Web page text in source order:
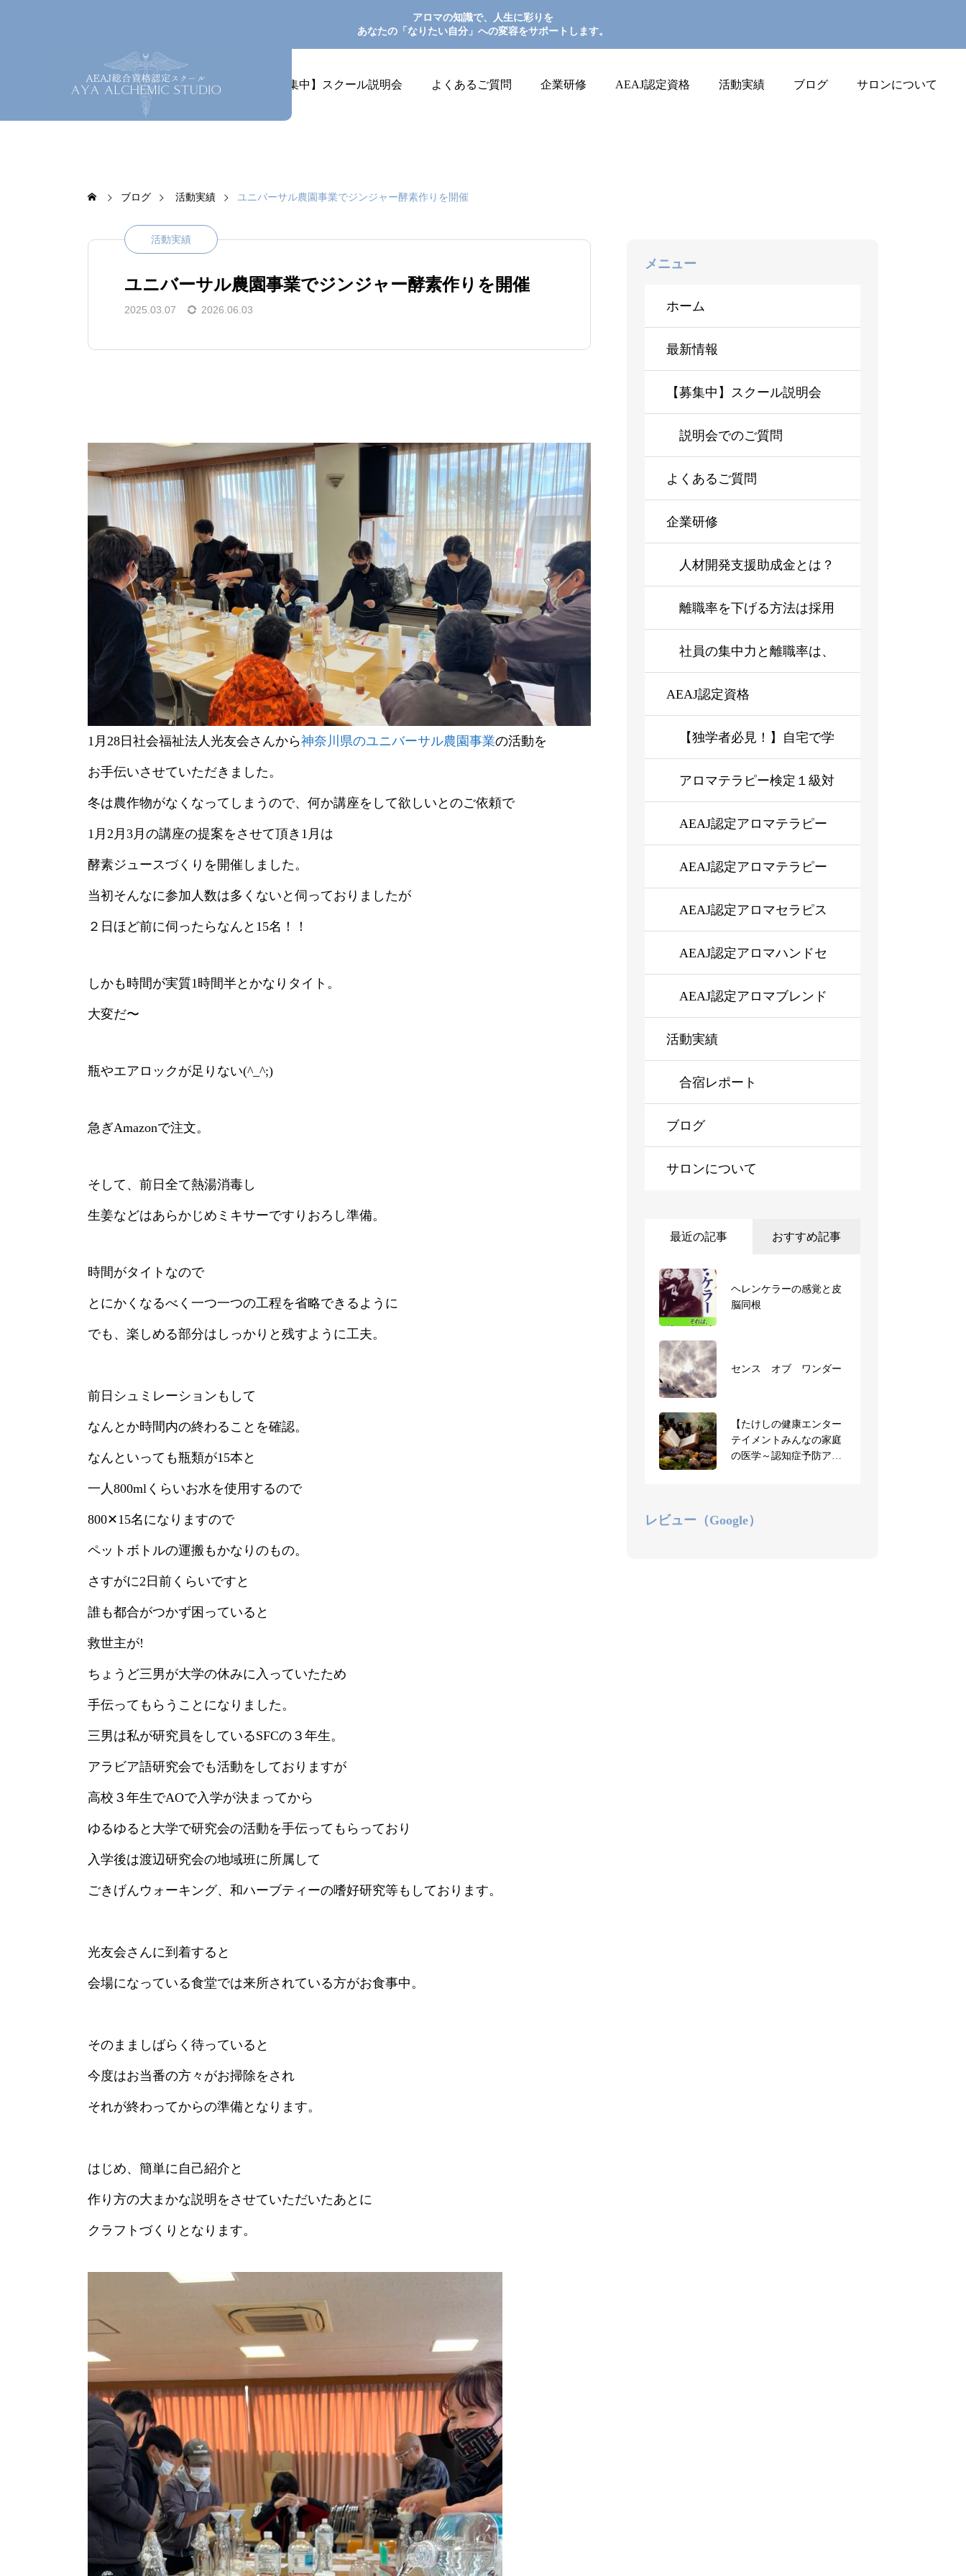
アロマの知識で、人生に彩りを
あなたの「なりたい自分」への変容をサポートします。
ホーム 最新情報 【募集中】スクール説明会 よくあるご質問 企業研修 AEAJ認定資格 活動実績 ブログ サロンについて
ブログ 活動実績 ユニバーサル農園事業でジンジャー酵素作りを開催
活動実績
ユニバーサル農園事業でジンジャー酵素作りを開催
2025.03.07 2026.06.03
1月28日社会福祉法人光友会さんから神奈川県のユニバーサル農園事業の活動を
お手伝いさせていただきました。
冬は農作物がなくなってしまうので、何か講座をして欲しいとのご依頼で
1月2月3月の講座の提案をさせて頂き1月は
酵素ジュースづくりを開催しました。
当初そんなに参加人数は多くないと伺っておりましたが
２日ほど前に伺ったらなんと15名！！
しかも時間が実質1時間半とかなりタイト。
大変だ〜
瓶やエアロックが足りない(^_^;)
急ぎAmazonで注文。
そして、前日全て熱湯消毒し
生姜などはあらかじめミキサーですりおろし準備。
時間がタイトなので
とにかくなるべく一つ一つの工程を省略できるように
でも、楽しめる部分はしっかりと残すように工夫。
前日シュミレーションもして
なんとか時間内の終わることを確認。
なんといっても瓶類が15本と
一人800mlくらいお水を使用するので
800✕15名になりますので
ペットボトルの運搬もかなりのもの。
さすがに2日前くらいですと
誰も都合がつかず困っていると
救世主が!
ちょうど三男が大学の休みに入っていたため
手伝ってもらうことになりました。
三男は私が研究員をしているSFCの３年生。
アラビア語研究会でも活動をしておりますが
高校３年生でAOで入学が決まってから
ゆるゆると大学で研究会の活動を手伝ってもらっており
入学後は渡辺研究会の地域班に所属して
ごきげんウォーキング、和ハーブティーの嗜好研究等もしております。
光友会さんに到着すると
会場になっている食堂では来所されている方がお食事中。
そのまましばらく待っていると
今度はお当番の方々がお掃除をされ
それが終わってからの準備となります。
はじめ、簡単に自己紹介と
作り方の大まかな説明をさせていただいたあとに
クラフトづくりとなります。
メニュー
ホーム
最新情報
【募集中】スクール説明会
説明会でのご質問
よくあるご質問
企業研修
人材開発支援助成金とは？
企業研修を導入しやすくす
る仕組みをわかりやすく解
説
離職率を下げる方法は採用
ではなく状態管理にある
社員の集中力と離職率は、
なぜ下がるのか？企業に必
要なストレスマネジメント
研修とは？
AEAJ認定資格
【独学者必見！】自宅で学
ぶAEAJアロマテラピーイ
ンストラクター、アロマセ
ラピスト資格取得の新コー
ス登場！
アロマテラピー検定１級対
応講座【オンデマンド or
対面】
AEAJ認定アロマテラピー
アドバイザー資格対応講座
AEAJ認定アロマテラピー
インストラクター資格対応
講座
AEAJ認定アロマセラピス
ト資格対応講座
AEAJ認定アロマハンドセ
ラピスト資格対応コース※
オンライン対応可
AEAJ認定アロマブレンド
デザイナー資格対応コース
※オンライン対応可
活動実績
合宿レポート
ブログ
サロンについて
最近の記事 おすすめ記事
ヘレンケラーの感覚と皮
脳同根
センス オブ ワンダー
【たけしの健康エンター
テイメントみんなの家庭
の医学～認知症予防アロ
【お知らせ】3月短期集
中で一気に取得！AEAJ認
アロマセラピスト合宿に
ご参加の受講生のご感想
【お知らせ】AEAJ共通学
科試験、本日より申込み
レビュー（Google）